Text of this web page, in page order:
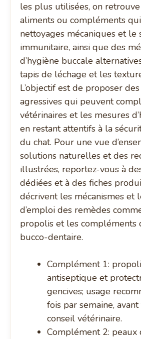
les plus utilisées, on
aliments ou compléments
nettoyages mécaniques et le
immunitaire, ainsi que des
d’hygiène buccale
tapis de léchage et les
L’objectif est de proposer
agressives qui peuvent
vétérinaires et les mesures
en restant attentifs à la
du chat. Pour une vue
solutions naturelles et des
illustrées, reportez-vous à
dédiées et à des fiches
décrivent les mécanismes et
d’emploi des remèdes
propolis et les compléments
bucco-dentaire.
Complément 1:
antiseptique et
gencives; usage
fois par semaine,
conseil vétérinaire.
Complément 2: peaux